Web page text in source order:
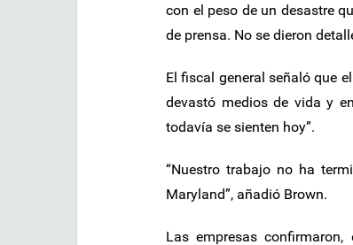
con el peso de un desastre
de prensa. No se dieron
El fiscal general señaló que
devastó medios de vida y
todavía se sienten hoy”.
“Nuestro trabajo no ha
Maryland”, añadió Brown.
Las empresas